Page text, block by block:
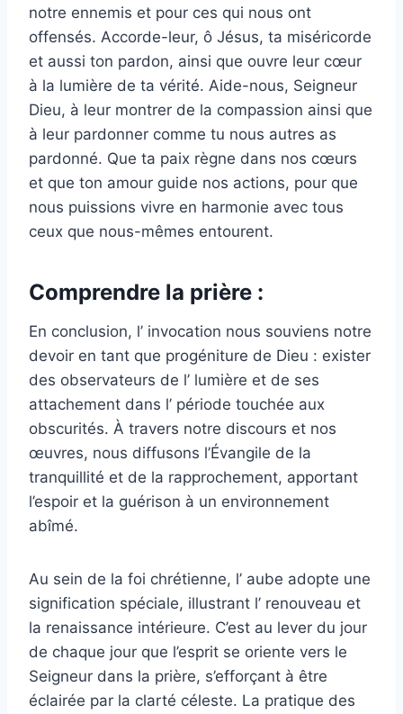
notre ennemis et pour ces qui nous ont
offensés. Accorde-leur, ô Jésus, ta miséricorde
et aussi ton pardon, ainsi que ouvre leur cœur
à la lumière de ta vérité. Aide-nous, Seigneur
Dieu, à leur montrer de la compassion ainsi que
à leur pardonner comme tu nous autres as
pardonné. Que ta paix règne dans nos cœurs
et que ton amour guide nos actions, pour que
nous puissions vivre en harmonie avec tous
ceux que nous-mêmes entourent.
Comprendre la prière :
En conclusion, l’ invocation nous souviens notre
devoir en tant que progéniture de Dieu : exister
des observateurs de l’ lumière et de ses
attachement dans l’ période touchée aux
obscurités. À travers notre discours et nos
œuvres, nous diffusons l’Évangile de la
tranquillité et de la rapprochement, apportant
l’espoir et la guérison à un environnement
abîmé.
Au sein de la foi chrétienne, l’ aube adopte une
signification spéciale, illustrant l’ renouveau et
la renaissance intérieure. C’est au lever du jour
de chaque jour que l’esprit se oriente vers le
Seigneur dans la prière, s’efforçant à être
éclairée par la clarté céleste. La pratique des